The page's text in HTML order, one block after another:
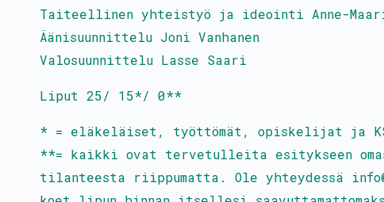
Taiteellinen yhteistyö ja ideointi Anne-
Äänisuunnittelu Joni Vanhanen
Valosuunnittelu Lasse Saari
Liput 25/ 15*/ 0**
* = eläkeläiset, työttömät, opiskelijat ja
**= kaikki ovat tervetulleita esitykseen
tilanteesta riippumatta. Ole yhteydessä